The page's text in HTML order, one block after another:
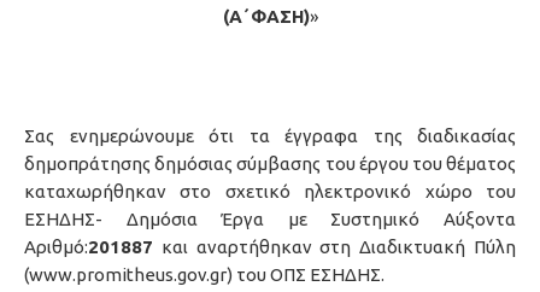
(Α΄ΦΑΣΗ)»
Σας ενημερώνουμε ότι τα έγγραφα της διαδικασίας
δημοπράτησης δημόσιας σύμβασης του έργου του θέματος
καταχωρήθηκαν στο σχετικό ηλεκτρονικό χώρο του
ΕΣΗΔΗΣ- Δημόσια Έργα με Συστημικό Αύξοντα
Αριθμό:201887 και αναρτήθηκαν στη Διαδικτυακή Πύλη
(www.promitheus.gov.gr) του ΟΠΣ ΕΣΗΔΗΣ.